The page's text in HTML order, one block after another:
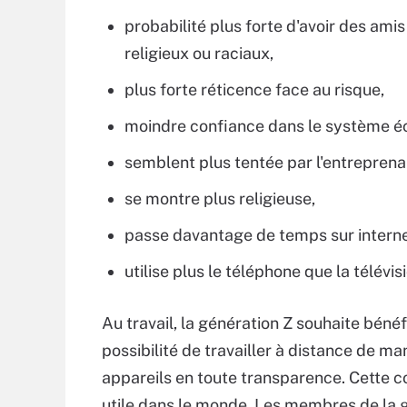
probabilité plus forte d'avoir des
religieux ou raciaux,
plus forte réticence face au risque,
moindre confiance dans le système
semblent plus tentée par
se montre plus religieuse,
passe davantage de temps sur
utilise plus le téléphone que la
Au travail, la génération Z souhaite
possibilité de travailler à distance de
appareils en toute transparence. Cette